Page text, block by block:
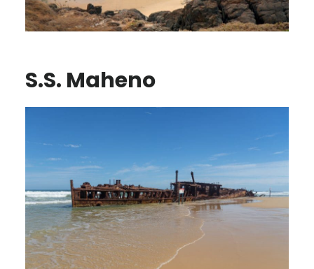
S.S. Maheno